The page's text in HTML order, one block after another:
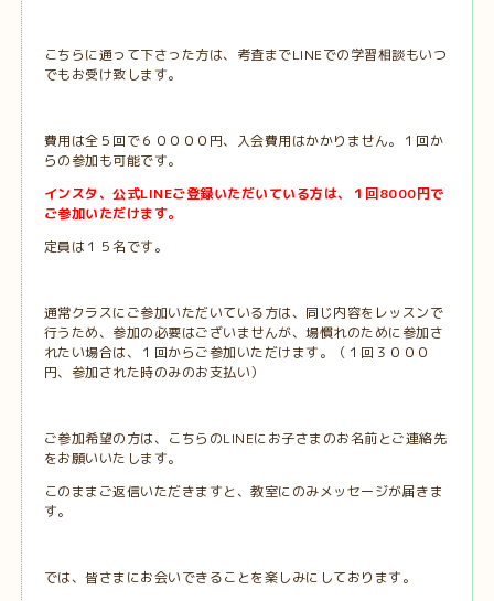
こちらに通って下さった方は、考査までLINEでの学習相談もいつ
でもお受け致します。
費用は全５回で６００００円、入会費用はかかりません。１回か
らの参加も可能です。
インスタ、公式LINEご登録いただいている方は、１回8000円で
ご参加いただけます。
定員は１５名です。
通常クラスにご参加いただいている方は、同じ内容をレッスンで
行うため、参加の必要はございませんが、場慣れのために参加さ
れたい場合は、１回からご参加いただけます。（１回３０００
円、参加された時のみのお支払い）
ご参加希望の方は、こちらのLINEにお子さまのお名前とご連絡先
をお願いいたします。
このままご返信いただきますと、教室にのみメッセージが届きま
す。
では、皆さまにお会いできることを楽しみにしております。